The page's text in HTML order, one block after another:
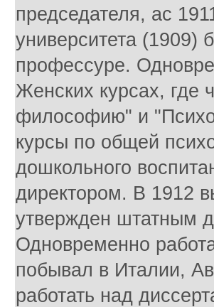
председателя, ас
университета (1909)
профессуре.
Женских курсах, где
философию" и
курсы по общей
дошкольного
директором. В 1912
утвержден штатным
Одновременно
побывал в Италии,
работать над